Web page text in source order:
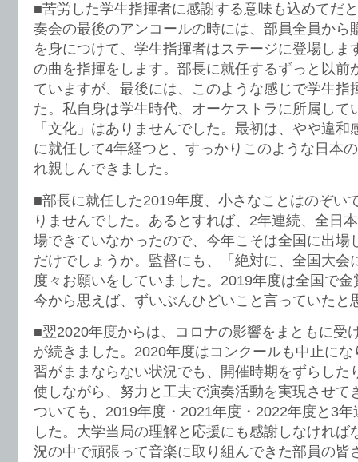
■苦労した学生指揮者に感謝する意味も込めてだ
奏会の最後のアンコールの時には、部員全員から
を身につけて、学生指揮者はステージに登場しま
の曲を指揮をします。部長に就任するずっと以前
ていますが、最後には、このような感じで学生指
た。私自身は学生時代、オーケストラに所属して
「文化」はありませんでした。最初は、やや違
に就任して4年経つと、すっかりこのような日本
れ親しんできました。
■部長に就任した2019年度、小さなことはのぞい
りませんでした。あるとすれば、2年連続、全日
場できていなかったので、今年こそは全国に出
だけでしょうか。監督にも、「絶対に、全国大会
度々お願いをしていました。2019年度は全国で
今から思えば、ずいぶんひどいこと言っていたと
■翌2020年度からは、コロナの影響をまともに受
が続きました。2020年度はコンクールも中止に
習がままならない状況でも、開催時期をずらした
使しながら、努力と工夫で演奏活動を実現させて
ついても、2019年度・2021年度・2022年度と3
した。大学当局の理解と応援にも感謝しなければ
況の中で頑張って音楽に取り組んできた部員の皆